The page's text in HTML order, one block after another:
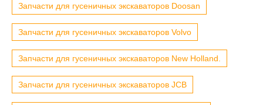
Запчасти для гусеничных экскаваторов Doosan
Запчасти для гусеничных экскаваторов Volvo
Запчасти для гусеничных экскаваторов New Holland.
Запчасти для гусеничных экскаваторов JCB